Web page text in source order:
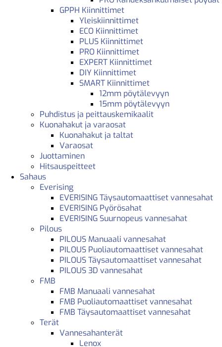
GPPH Kiinnittimet
Yleiskiinnittimet
ECO Kiinnittimet
PLUS Kiinnittimet
PRO Kiinnittimet
EXPERT Kiinnittimet
DIY Kiinnittimet
SMART Kiinnittimet
12mm pöytälevyyn
15mm pöytälevyyn
Puhdistus ja peittauskemikaalit
Kuonahakut ja varaosat
Kuonahakut ja taltat
Varaosat
Juottaminen
Hitsauspeitteet
Sahaus
Everising
EVERISING Täysautomaattiset vannesahat
EVERISING Pyörösahat
EVERISING Suurnopeus vannesahat
Pilous
PILOUS Manuaali vannesahat
PILOUS Puoliautomaattiset vannesahat
PILOUS Täysautomaattiset vannesahat
PILOUS 3D vannesahat
FMB
FMB Manuaali vannesahat
FMB Puoliautomaattiset vannesahat
FMB Täysautomaattiset vannesahat
Terät
Vannesahanterät
Lenox